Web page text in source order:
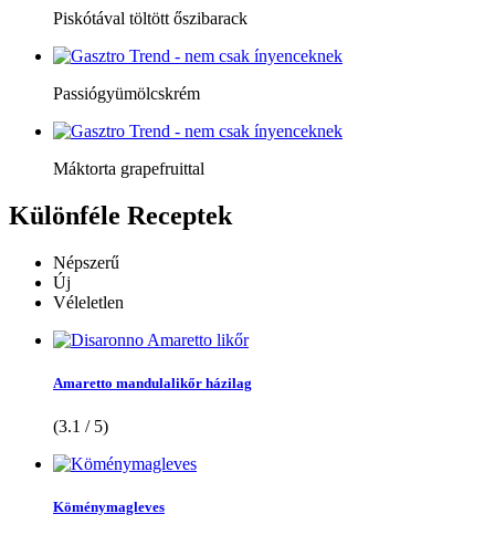
Piskótával töltött őszibarack
Passiógyümölcskrém
Máktorta grapefruittal
Különféle Receptek
Népszerű
Új
Véleletlen
Amaretto mandulalikőr házilag
(3.1 / 5)
Köménymagleves